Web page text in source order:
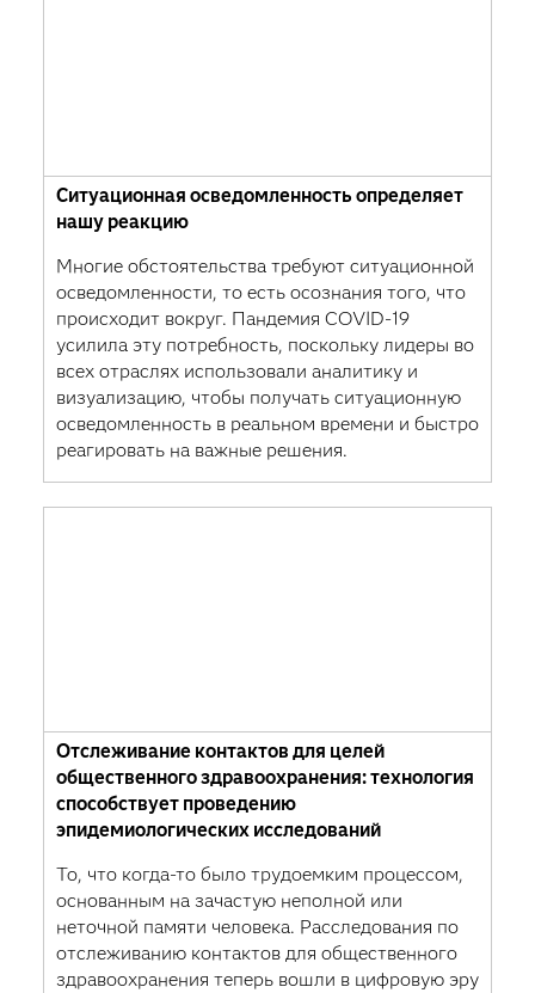
Ситуационная осведомленность определяет
нашу реакцию
Многие обстоятельства требуют ситуационной
осведомленности, то есть осознания того, что
происходит вокруг. Пандемия COVID-19
усилила эту потребность, поскольку лидеры во
всех отраслях использовали аналитику и
визуализацию, чтобы получать ситуационную
осведомленность в реальном времени и быстро
реагировать на важные решения.
Отслеживание контактов для целей
общественного здравоохранения: технология
способствует проведению
эпидемиологических исследований
То, что когда-то было трудоемким процессом,
основанным на зачастую неполной или
неточной памяти человека. Расследования по
отслеживанию контактов для общественного
здравоохранения теперь вошли в цифровую эру